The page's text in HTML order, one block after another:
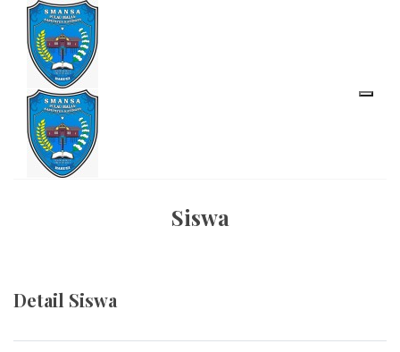
Siswa
Detail Siswa